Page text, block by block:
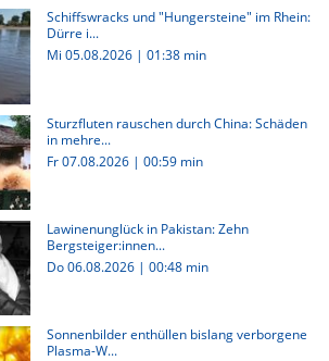
Schiffswracks und "Hungersteine" im Rhein:
Dürre i...
Mi 05.08.2026 | 01:38 min
Sturzfluten rauschen durch China: Schäden
in mehre...
Fr 07.08.2026 | 00:59 min
Lawinenunglück in Pakistan: Zehn
Bergsteiger:innen...
Do 06.08.2026 | 00:48 min
Sonnenbilder enthüllen bislang verborgene
Plasma-W...